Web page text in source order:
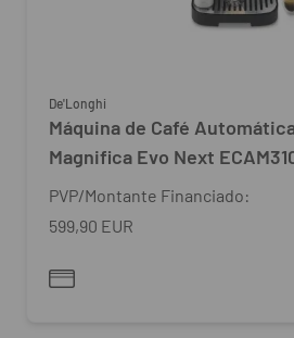
De'Longhi
Máquina de Café Automática
Magnifica Evo Next
PVP/Montante Financiado:
599,90 EUR